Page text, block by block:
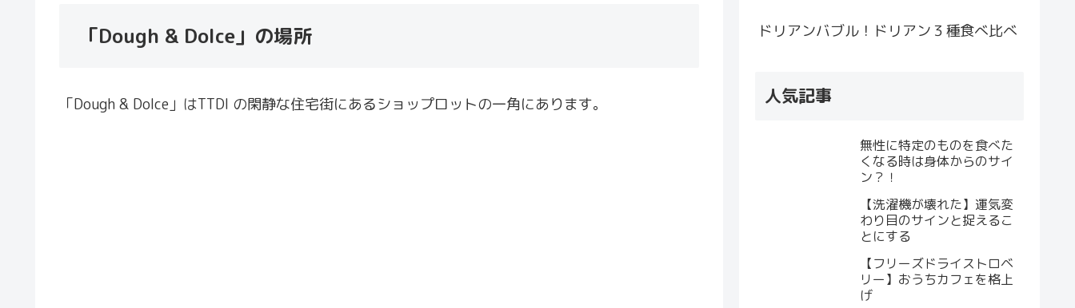
「Dough & Dolce」の場所
「Dough & Dolce」はTTDI の閑静な住宅街にあるショップロットの一角にあります。
ドリアンバブル！ドリアン３種食べ比べ
人気記事
無性に特定のものを食べた
くなる時は身体からのサイ
ン？！
【洗濯機が壊れた】運気変
わり目のサインと捉えるこ
とにする
【フリーズドライストロベ
リー】おうちカフェを格上
げ